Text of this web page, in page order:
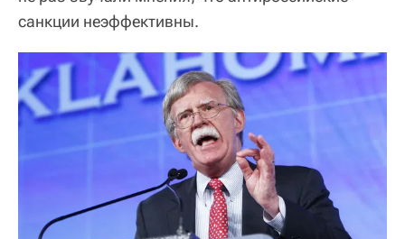
санкции неэффективны.